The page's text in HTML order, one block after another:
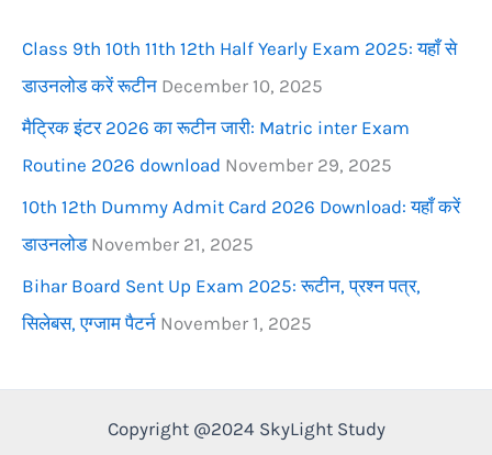
:Class 9th 10th 11th 12th Half Yearly Exam 2025: यहाँ से
डाउनलोड करें रूटीन December 10, 2025
मैट्रिक इंटर 2026 का रूटीन जारी: Matric inter Exam
Routine 2026 download November 29, 2025
10th 12th Dummy Admit Card 2026 Download: यहाँ करें
डाउनलोड November 21, 2025
Bihar Board Sent Up Exam 2025: रूटीन, प्रश्न पत्र,
सिलेबस, एग्जाम पैटर्न November 1, 2025
Copyright @2024 SkyLight Study